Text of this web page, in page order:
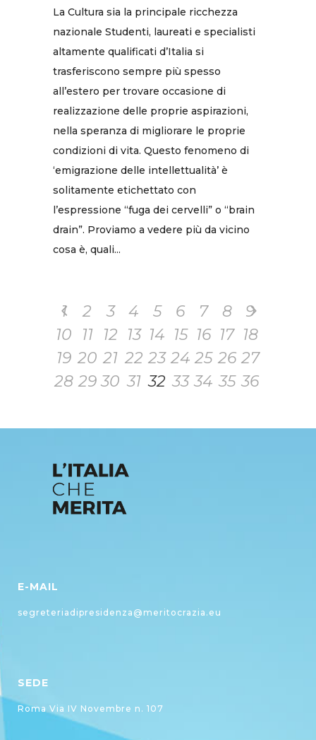
La Cultura sia la principale ricchezza
nazionale Studenti, laureati e specialisti
altamente qualificati d’Italia si
trasferiscono sempre più spesso
all’estero per trovare occasione di
realizzazione delle proprie aspirazioni,
nella speranza di migliorare le proprie
condizioni di vita. Questo fenomeno di
‘emigrazione delle intellettualità’ è
solitamente etichettato con
l’espressione “fuga dei cervelli” o “brain
drain”. Proviamo a vedere più da vicino
cosa è, quali...
1 2 3 4 5 6 7 8
9
10
11 12 13 14 15 16 17 18
19 20 21 22 23 24 25 26 27
28 29 30 31 32 33 34 35 36
E-MAIL
segreteriadipresidenza@meritocrazia.eu
SEDE
Roma Via IV Novembre n. 107